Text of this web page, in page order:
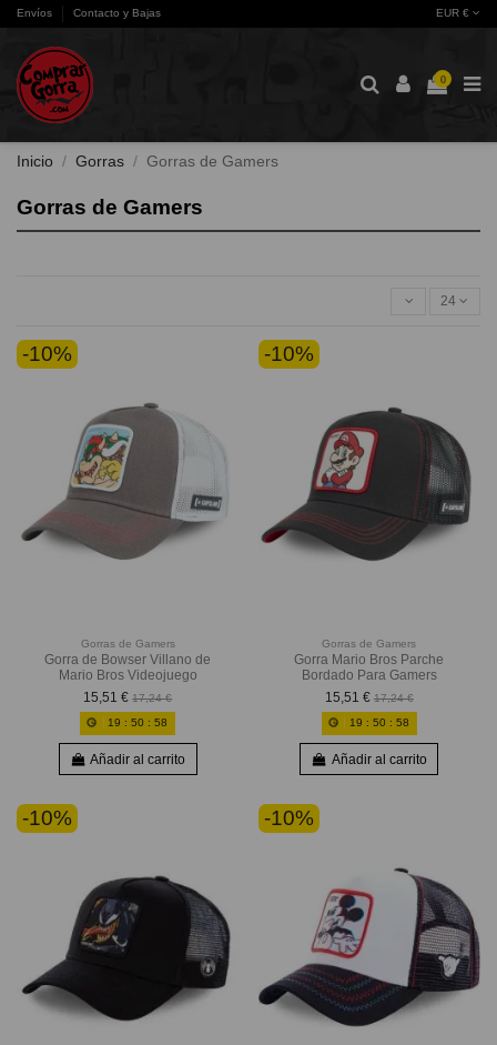
Envíos Contacto y Bajas EUR €
0
Inicio Gorras Gorras de Gamers
Gorras de Gamers
24
-10%
Gorras de Gamers
Gorra de Bowser Villano de
Mario Bros Videojuego
15,51 € 17,24 €
19 :50 :56
Añadir al carrito
-10%
Gorras de Gamers
Gorra Mario Bros Parche
Bordado Para Gamers
15,51 € 17,24 €
19 : 50 : 56
Añadir al carrito
-10% -10%